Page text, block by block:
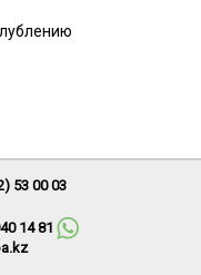
53 00 03
14 81